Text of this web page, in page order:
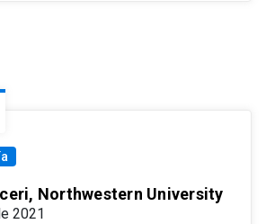
Northwestern University
2021